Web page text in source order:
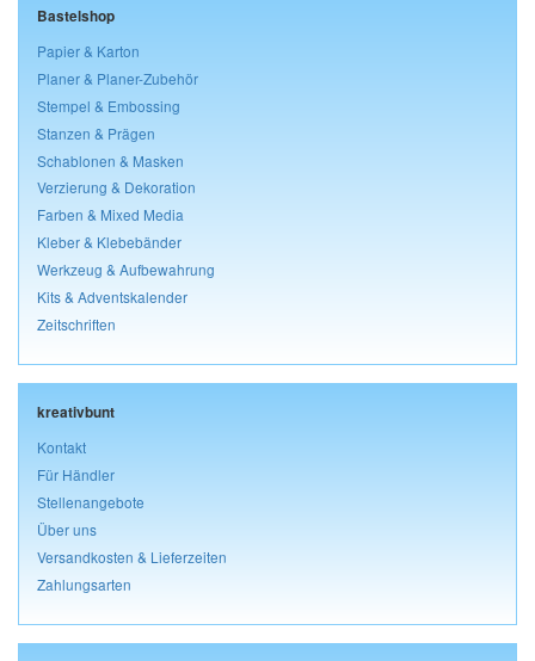
Bastelshop
Papier & Karton
Planer & Planer-Zubehör
Stempel & Embossing
Stanzen & Prägen
Schablonen & Masken
Verzierung & Dekoration
Farben & Mixed Media
Kleber & Klebebänder
Werkzeug & Aufbewahrung
Kits & Adventskalender
Zeitschriften
kreativbunt
Kontakt
Für Händler
Stellenangebote
Über uns
Versandkosten & Lieferzeiten
Zahlungsarten